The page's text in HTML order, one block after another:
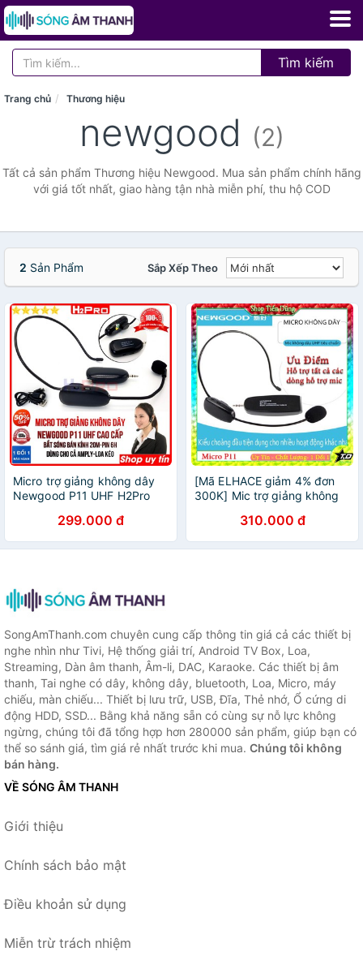
Tìm kiếm
Trang chủ Thương hiệu
newgood (2)
Tất cả sản phẩm Thương hiệu Newgood. Mua sản phẩm chính hãng
với giá tốt nhất, giao hàng tận nhà miễn phí, thu hộ COD
2 Sản Phẩm Sắp Xếp Theo
Micro trợ giảng không dây
Newgood P11 UHF H2Pro
giảng dùng thêm cho
amply-loa kéo
299.000 đ
[Mã ELHACE giảm 4% đơn
300K] Mic trợ giảng không
sóng UHF phù hợp tất cả
dòng máy hỗ trợ mic
310.000 đ
SongAmThanh.com chuyên cung cấp thông tin giá cả các thiết bị
nghe nhìn như Tivi, Hệ thống giải trí, Android TV Box, Loa,
Streaming, Dàn âm thanh, Âm-li, DAC, Karaoke. Các thiết bị âm
thanh, Tai nghe có dây, không dây, bluetooth, Loa, Micro, máy
chiếu, màn chiếu... Thiết bị lưu trữ, USB, Đĩa, Thẻ nhớ, Ổ cứng di
động HDD, SSD... Bằng khả năng sẵn có cùng sự nỗ lực không
ngừng, chúng tôi đã tổng hợp hơn 280000 sản phẩm, giúp bạn có
thể so sánh giá, tìm giá rẻ nhất trước khi mua. Chúng tôi không
bán hàng.
VỀ SÓNG ÂM THANH
Giới thiệu
Chính sách bảo mật
Điều khoản sử dụng
Miễn trừ trách nhiệm